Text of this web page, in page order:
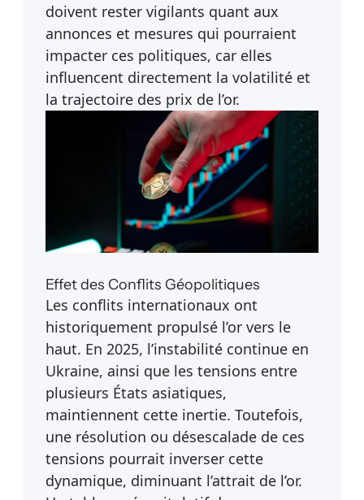
doivent rester vigilants quant aux
annonces et mesures qui pourraient
impacter ces politiques, car elles
influencent directement la volatilité et
la trajectoire des prix de l’or.
Effet des Conflits Géopolitiques
Les conflits internationaux ont
historiquement propulsé l’or vers le
haut. En 2025, l’instabilité continue en
Ukraine, ainsi que les tensions entre
plusieurs États asiatiques,
maintiennent cette inertie. Toutefois,
une résolution ou désescalade de ces
tensions pourrait inverser cette
dynamique, diminuant l’attrait de l’or.